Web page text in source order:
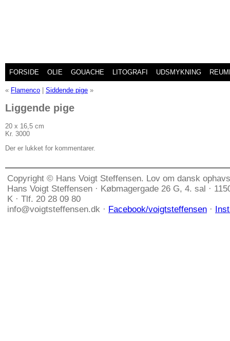
FORSIDE OLIE GOUACHE LITOGRAFI UDSMYKNING
« Flamenco Siddende pige »
Liggende pige
20 x 16,5 cm
Kr. 3000
Der er lukket for kommentarer.
Copyright © Hans Voigt Steffensen. Lov om dansk
Hans Voigt Steffensen · Købmagergade 26 G, 4. sal ·
K · Tlf. 20 28 09 80
info@voigtsteffensen.dk · Facebook/voigtsteffensen ·